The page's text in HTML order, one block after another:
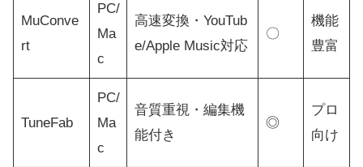
MuConve
rt
PC/
Ma
c
高速変換・YouTub
e/Apple Music対応
〇
機能
豊富
TuneFab
PC/
Ma
c
音質重視・編集機
能付き
◎
プロ
向け